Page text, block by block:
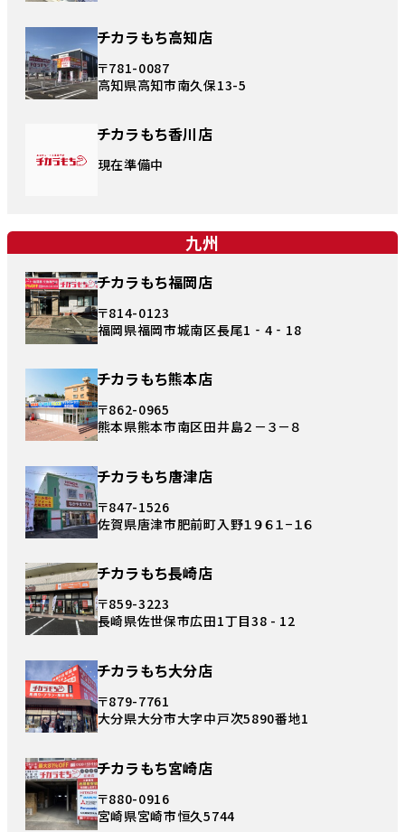
チカラもち高知店
〒781-0087
高知県高知市南久保13-5
チカラもち香川店
現在準備中
九州
チカラもち福岡店
〒814-0123
福岡県福岡市城南区長尾1‐4‐18
チカラもち熊本店
〒862-0965
熊本県熊本市南区田井島２－３－８
チカラもち唐津店
〒847-1526
佐賀県唐津市肥前町入野１９６１−１６
チカラもち長崎店
〒859-3223
長崎県佐世保市広田1丁目38 - 12
チカラもち大分店
〒879-7761
大分県大分市大字中戸次5890番地1
チカラもち宮崎店
〒880-0916
宮崎県宮崎市恒久5744